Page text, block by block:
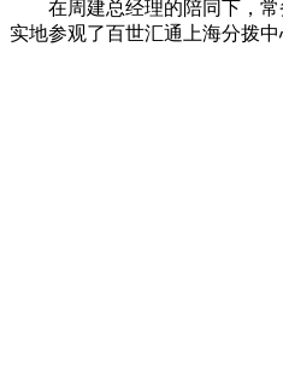
在周建总经理的陪同下，常
实地参观了百世汇通上海分拨中